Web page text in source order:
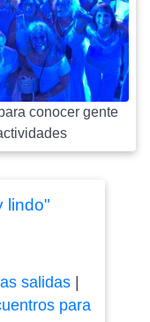
conocer gente
lindo"
salidas|
para